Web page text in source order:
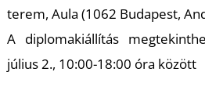
terem, Aula (1062 Budapest,
A diplomakiállítás
július 2., 10:00-18:00 óra között